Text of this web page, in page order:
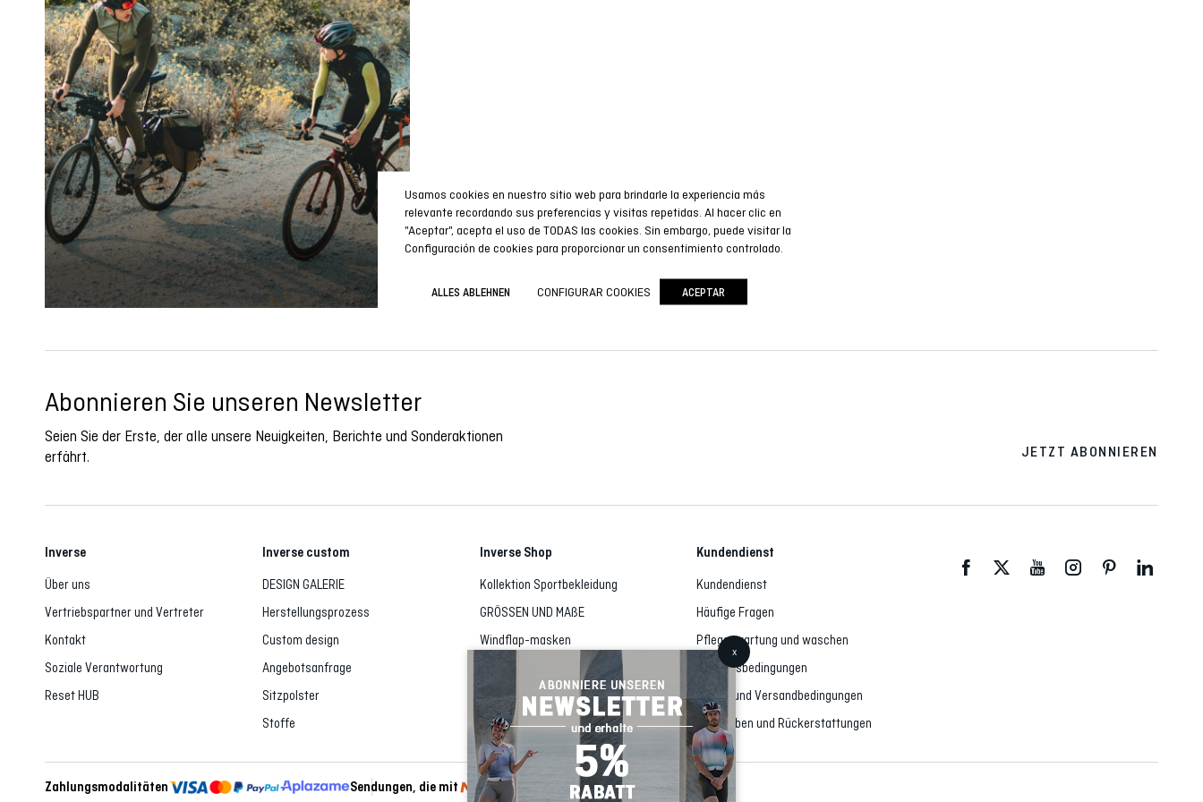
Abonnieren Sie unseren Newsletter
Seien Sie der Erste, der alle unsere Neuigkeiten, Berichte und Sonderaktionen
erfährt.
JETZT ABONNIEREN
Inverse
Über uns
Vertriebspartner und Vertreter
Kontakt
Soziale Verantwortung
Reset HUB
Inverse custom
DESIGN GALERIE
Herstellungsprozess
Custom design
Angebotsanfrage
Sitzpolster
Stoffe
Inverse Shop
Kollektion Sportbekleidung
GRÖSSEN UND MAßE
Windflap-masken
Outlet
Kundendienst
Kundendienst
Häufige Fragen
Pflege, wartung und waschen
Vertragsbedingungen
Liefer- und Versandbedingungen
Rückgaben und Rückerstattungen
Zahlungsmodalitäten Sendungen, die mit Sicherheit
Usamos cookies en nuestro sitio web para brindarle la experiencia más
relevante recordando sus preferencias y visitas repetidas. Al hacer clic en
"Aceptar", acepta el uso de TODAS las cookies. Sin embargo, puede visitar la
Configuración de cookies para proporcionar un consentimiento controlado.
ALLES ABLEHNEN CONFIGURAR COOKIES ACEPTAR